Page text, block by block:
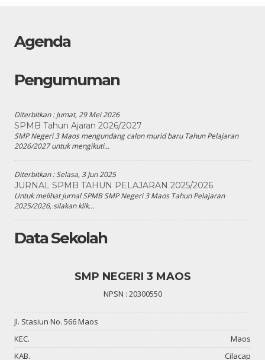
Agenda
Pengumuman
Diterbitkan :Jumat, 29 Mei 2026
SPMB Tahun Ajaran 2026/2027
SMP Negeri 3 Maos mengundang calon murid baru Tahun Pelajaran
2026/2027 untuk mengikuti...
Diterbitkan :Selasa, 3 Jun 2025
JURNAL SPMB TAHUN PELAJARAN 2025/2026
Untuk melihat jurnal SPMB SMP Negeri 3 Maos Tahun Pelajaran
2025/2026, silakan klik...
Data Sekolah
SMP NEGERI 3 MAOS
NPSN : 20300550
Jl. Stasiun No. 566 Maos
KEC.
Maos
KAB.
Cilacap